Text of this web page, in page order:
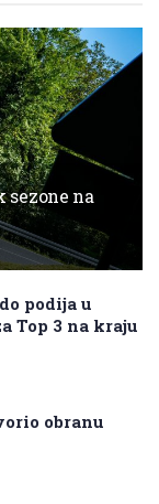
sezone na
podija u
Top 3 na kraju
obranu